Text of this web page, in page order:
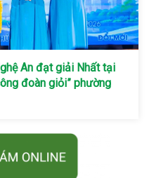
An đạt giải Nhất tại
đoàn giỏi” phường